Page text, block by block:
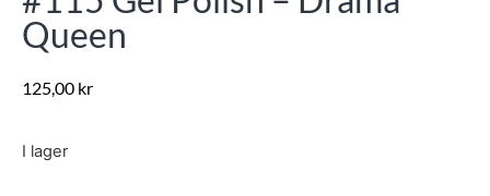
Queen
125,00 kr
I lager